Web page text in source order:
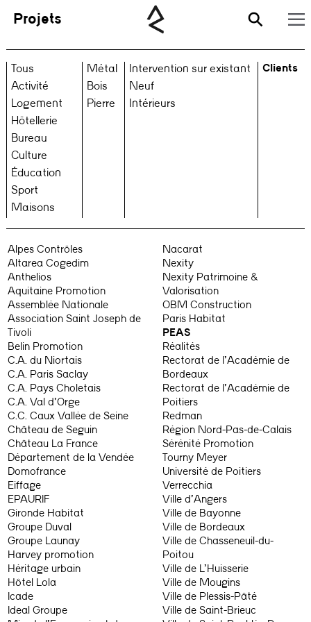
Projets
Tous
Activité
Logement
Hôtellerie
Bureau
Culture
Éducation
Sport
Maisons
Métal
Bois
Pierre
Intervention sur existant
Neuf
Intérieurs
Clients
Alpes Contrôles
Altarea Cogedim
Anthelios
Aquitaine Promotion
Assemblée Nationale
Association Saint Joseph de
Tivoli
Belin Promotion
C.A. du Niortais
C.A. Paris Saclay
C.A. Pays Choletais
C.A. Val d’Orge
C.C. Caux Vallée de Seine
Château de Seguin
Château La France
Département de la Vendée
Domofrance
Eiffage
EPAURIF
Gironde Habitat
Groupe Duval
Groupe Launay
Harvey promotion
Héritage urbain
Hôtel Lola
Icade
Ideal Groupe
Nacarat
Nexity
Nexity Patrimoine &
Valorisation
OBM Construction
Paris Habitat
PEAS
Réalités
Rectorat de l’Académie de
Bordeaux
Rectorat de l’Académie de
Poitiers
Redman
Région Nord-Pas-de-Calais
Sérénité Promotion
Tourny Meyer
Université de Poitiers
Verrecchia
Ville d’Angers
Ville de Bayonne
Ville de Bordeaux
Ville de Chasseneuil-du-
Poitou
Ville de L’Huisserie
Ville de Mougins
Ville de Plessis-Pâté
Ville de Saint-Brieuc